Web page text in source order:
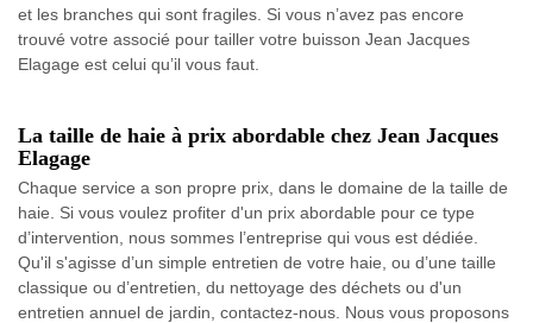
et les branches qui sont fragiles. Si vous n’avez pas encore
trouvé votre associé pour tailler votre buisson Jean Jacques
Elagage est celui qu’il vous faut.
La taille de haie à prix abordable chez Jean Jacques
Elagage
Chaque service a son propre prix, dans le domaine de la taille de
haie. Si vous voulez profiter d'un prix abordable pour ce type
d’intervention, nous sommes l’entreprise qui vous est dédiée.
Qu'il s'agisse d’un simple entretien de votre haie, ou d’une taille
classique ou d’entretien, du nettoyage des déchets ou d'un
entretien annuel de jardin, contactez-nous. Nous vous proposons